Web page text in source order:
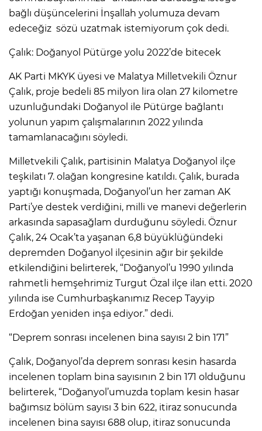
bağlı düşüncelerini İnşallah yolumuza devam
edeceğiz sözü uzatmak istemiyorum çok dedi.
Çalık: Doğanyol Pütürge yolu 2022’de bitecek
AK Parti MKYK üyesi ve Malatya Milletvekili Öznur
Çalık, proje bedeli 85 milyon lira olan 27 kilometre
uzunluğundaki Doğanyol ile Pütürge bağlantı
yolunun yapım çalışmalarının 2022 yılında
tamamlanacağını söyledi.
Milletvekili Çalık, partisinin Malatya Doğanyol ilçe
teşkilatı 7. olağan kongresine katıldı. Çalık, burada
yaptığı konuşmada, Doğanyol’un her zaman AK
Parti’ye destek verdiğini, milli ve manevi değerlerin
arkasında sapasağlam durduğunu söyledi. Öznur
Çalık, 24 Ocak’ta yaşanan 6,8 büyüklüğündeki
depremden Doğanyol ilçesinin ağır bir şekilde
etkilendiğini belirterek, “Doğanyol’u 1990 yılında
rahmetli hemşehrimiz Turgut Özal ilçe ilan etti. 2020
yılında ise Cumhurbaşkanımız Recep Tayyip
Erdoğan yeniden inşa ediyor.” dedi.
“Deprem sonrası incelenen bina sayısı 2 bin 171”
Çalık, Doğanyol’da deprem sonrası kesin hasarda
incelenen toplam bina sayısının 2 bin 171 olduğunu
belirterek, “Doğanyol’umuzda toplam kesin hasar
bağımsız bölüm sayısı 3 bin 622, itiraz sonucunda
incelenen bina sayısı 688 olup, itiraz sonucunda